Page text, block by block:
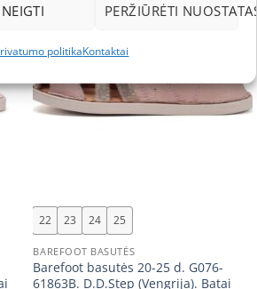
NEIGTI PERŽIŪRĖTI NUOSTATAS
politikaKontaktai
22 23 24 25
BAREFOOT BASUTĖS
Barefoot basutės 20-25 d. G076-
61863B. D.D.Step (Vengrija). Batai